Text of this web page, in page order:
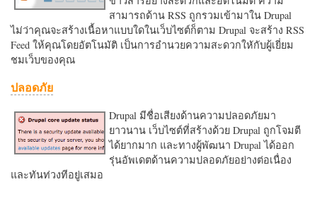
สามารถด้าน RSS ถูกรวมเข้ามาใน Drupal
ไม่ว่าคุณจะสร้างเนื้อหาแบบใดในเว็บไซต์ก็ตาม Drupal จะสร้าง RSS
Feed ให้คุณโดยอัตโนมัติ เป็นการอำนวยความสะดวกใหักับผู้เยี่ยม
ชมเว็บของคุณ
ปลอดภัย
Drupal มีชื่อเสียงด้านความปลอดภัยมา
ยาวนาน เว็บไซต์ที่สร้างด้วย Drupal ถูกโจมตี
ได้ยากมาก และทางผู้พัฒนา Drupal ได้ออก
รุ่นอัพเดตด้านความปลอดภัยอย่างต่อเนื่อง
และทันท่วงทีอยู่เสมอ